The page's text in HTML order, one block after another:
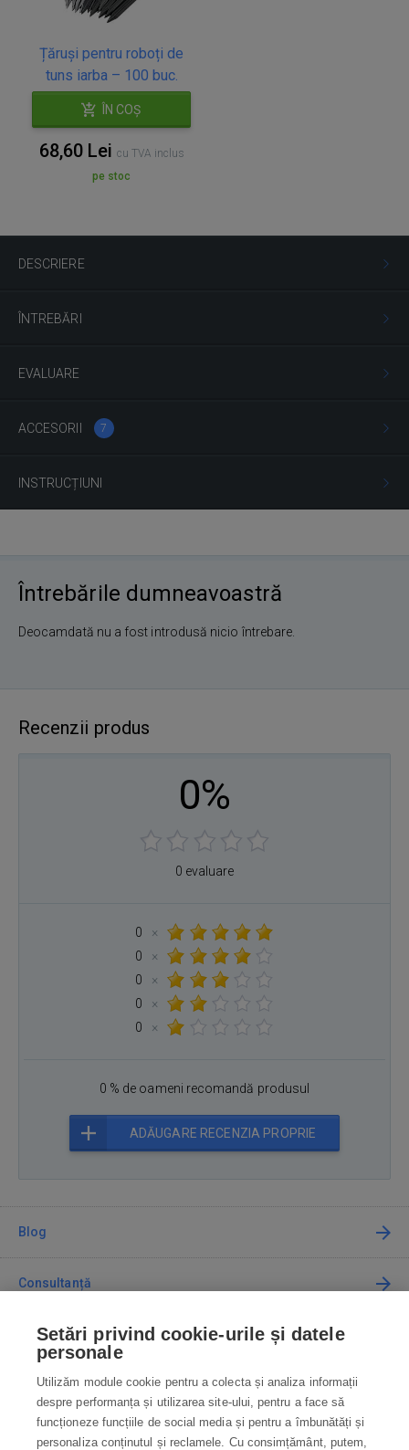
Țăruși pentru roboți de
tuns iarba – 100 buc.
ÎN COȘ
68,60 Lei cu TVA inclus
pe stoc
DESCRIERE
ÎNTREBĂRI
EVALUARE
ACCESORII 7
INSTRUCȚIUNI
Întrebările dumneavoastră
Deocamdată nu a fost introdusă nicio întrebare.
Recenzii produs
0%
0 evaluare
0
×
0
×
0
×
0
×
0
×
0 % de oameni recomandă produsul
ADĂUGARE RECENZIA PROPRIE
Blog
Consultanță
Cum cumpăr
Contact
Contactați-ne
Setări privind cookie-urile și datele
personale
Utilizăm module cookie pentru a colecta și analiza informații
despre performanța și utilizarea site-ului, pentru a face să
funcționeze funcțiile de social media și pentru a îmbunătăți și
personaliza conținutul și reclamele. Cu consimțământ, putem,